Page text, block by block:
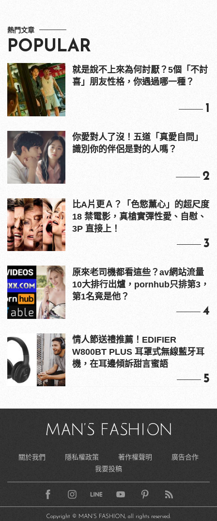
熱門文章
POPULAR
就是說不上來為何討厭？5個「不討
喜」朋友性格，你遇過哪一種？
1
你愛對人了沒！五道「真愛自問」
識別你的伴侶是對的人嗎？
2
比A片更Ａ？「色慾薰心」的超尺度
18 禁電影，真槍實彈性愛、自慰、
3P 直接上！
3
原來老司機都看這些？av網站流量
10大排行出爐，pornhub只排第3，
第1名竟是他？
4
情人節送禮推薦！EDIFIER
W800BT PLUS 耳罩式無線藍牙耳
機，在耳邊傾訴甜言蜜語
5
關於我們 隱私權政策 著作權聲明
廣告合作
我要投稿
Copyright © MAN’S FASHION, all rights reserved.